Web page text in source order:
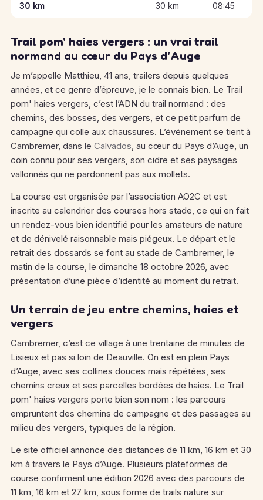
30 km 30 km 08:45
Trail pom' haies vergers : un vrai trail
normand au cœur du Pays d’Auge
Je m’appelle Matthieu, 41 ans, trailers depuis quelques
années, et ce genre d’épreuve, je le connais bien. Le Trail
pom' haies vergers, c’est l’ADN du trail normand : des
chemins, des bosses, des vergers, et ce petit parfum de
campagne qui colle aux chaussures. L’événement se tient à
Cambremer, dans le Calvados, au cœur du Pays d’Auge, un
coin connu pour ses vergers, son cidre et ses paysages
vallonnés qui ne pardonnent pas aux mollets.
La course est organisée par l’association AO2C et est
inscrite au calendrier des courses hors stade, ce qui en fait
un rendez-vous bien identifié pour les amateurs de nature
et de dénivelé raisonnable mais piégeux. Le départ et le
retrait des dossards se font au stade de Cambremer, le
matin de la course, le dimanche 18 octobre 2026, avec
présentation d’une pièce d’identité au moment du retrait.
Un terrain de jeu entre chemins, haies et
vergers
Cambremer, c’est ce village à une trentaine de minutes de
Lisieux et pas si loin de Deauville. On est en plein Pays
d’Auge, avec ses collines douces mais répétées, ses
chemins creux et ses parcelles bordées de haies. Le Trail
pom' haies vergers porte bien son nom : les parcours
empruntent des chemins de campagne et des passages au
milieu des vergers, typiques de la région.
Le site officiel annonce des distances de 11 km, 16 km et 30
km à travers le Pays d’Auge. Plusieurs plateformes de
course confirment une édition 2026 avec des parcours de
11 km, 16 km et 27 km, sous forme de trails nature sur